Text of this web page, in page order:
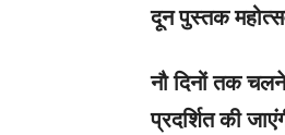
दून पुस्तक
नौ दिनों तक
प्रदर्शित की